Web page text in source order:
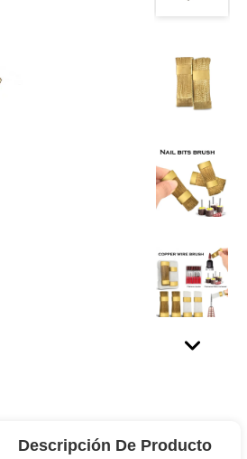
Descripción De Producto